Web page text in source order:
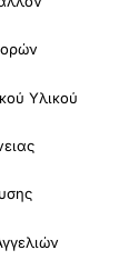
Υλικού